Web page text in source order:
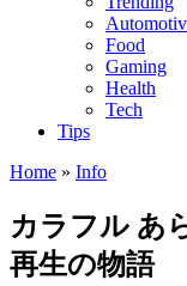
Food
Gaming
Health
Tech
Tips
Home » Info
カラフル あ
再生の物語